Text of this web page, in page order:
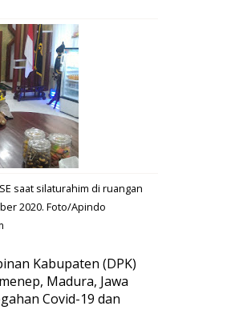
saat silaturahim di ruangan
2020. Foto/Apindo
Kabupaten (DPK)
Madura, Jawa
Covid-19 dan